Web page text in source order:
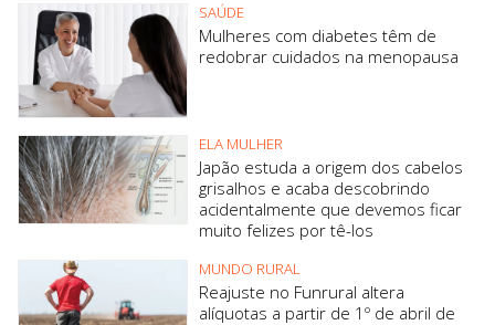
SAÚDE
Mulheres com diabetes têm de
redobrar cuidados na menopausa
ELA MULHER
Japão estuda a origem dos cabelos
grisalhos e acaba descobrindo
acidentalmente que devemos ficar
muito felizes por tê-los
MUNDO RURAL
Reajuste no Funrural altera
alíquotas a partir de 1º de abril de